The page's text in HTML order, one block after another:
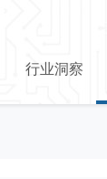
行业洞察